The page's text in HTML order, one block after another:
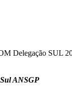
Delegação SUL
ANSGP